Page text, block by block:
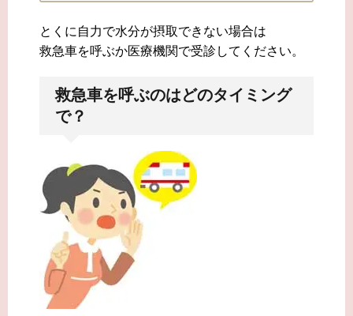
とくに自力で水分が摂取できない場合は
救急車を呼ぶか医療機関で受診してください。
救急車を呼ぶのはどのタイミング
で？